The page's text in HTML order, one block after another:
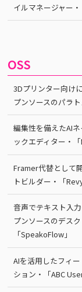
イルマネージャー
OSS
3Dプリンター向け
プンソースのパラ
編集性を備えたAI
ックエディター・「
Framer代替として
トビルダー・「
音声でテキスト入
プンソースのデス
「SpeakoFlow」
AIを活用したフィ
ション・「ABC